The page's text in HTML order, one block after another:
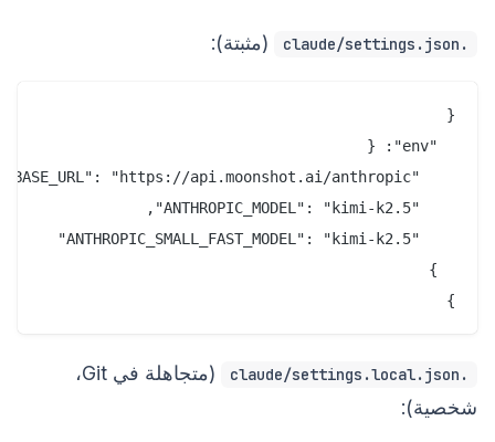
.claude/settings.json (مثبتة):
}
.claude/settings.local.json
(متجاهلة في Git،
شخصية):